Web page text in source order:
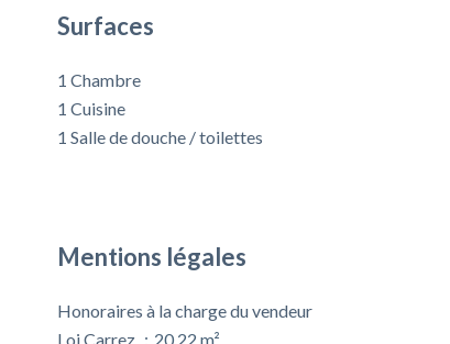
Surfaces
1 Chambre
1 Cuisine
1 Salle de douche / toilettes
Mentions légales
Honoraires à la charge du vendeur
Loi Carrez
20.22 m²